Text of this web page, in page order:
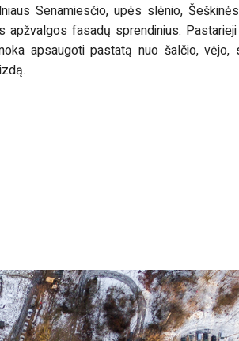
Senamiesčio, upės slėnio,
apžvalgos fasadų sprendinius.
apsaugoti pastatą nuo šalčio,